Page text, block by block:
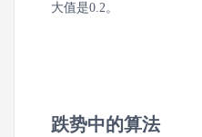
大值是0.2。
跌势中的算法